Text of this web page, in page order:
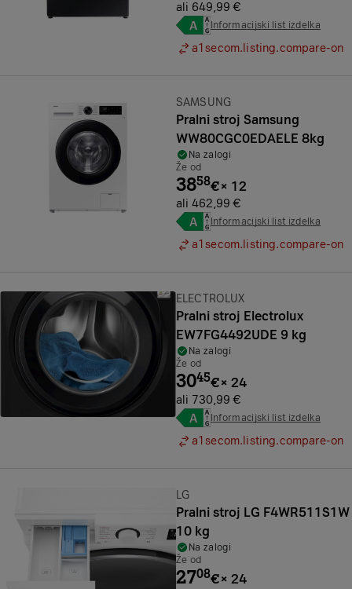
ali 649,99 €
Informacijski list izdelka
a1secom.listing.compare-on
Znamka:
SAMSUNG
Pralni stroj Samsung
WW80CGC0EDAELE 8kg
Na zalogi
Že od
3858€× 12
ali 462,99 €
Informacijski list izdelka
a1secom.listing.compare-on
Znamka:
ELECTROLUX
Pralni stroj Electrolux
EW7FG4492UDE 9 kg
Na zalogi
Že od
3045€× 24
ali 730,99 €
Informacijski list izdelka
a1secom.listing.compare-on
Znamka:
LG
Pralni stroj LG F4WR511S1W
10 kg
Na zalogi
Že od
2708€× 24